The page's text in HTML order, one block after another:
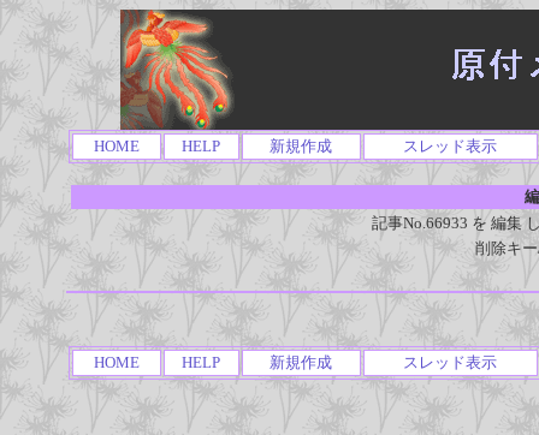
HOME HELP 新規作成 スレッド表示
記事No.66933 を 編集
削除キ
HOME HELP 新規作成 スレッド表示